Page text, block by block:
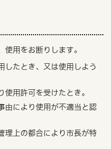
使用をお断りします。
したとき、又は使用しよう
用許可を受けたとき。
由により使用が不適当と認
理上の都合により市長が特